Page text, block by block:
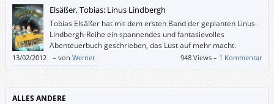
Elsäßer, Tobias: Linus Lindbergh
Tobias Elsäßer hat mit dem ersten Band der geplanten Linus-
Lindbergh-Reihe ein spannendes und fantasievolles
Abenteuerbuch geschrieben, das Lust auf mehr macht.
13/02/2012 – von Werner 948 Views – 1 Kommentar
ALLES ANDERE